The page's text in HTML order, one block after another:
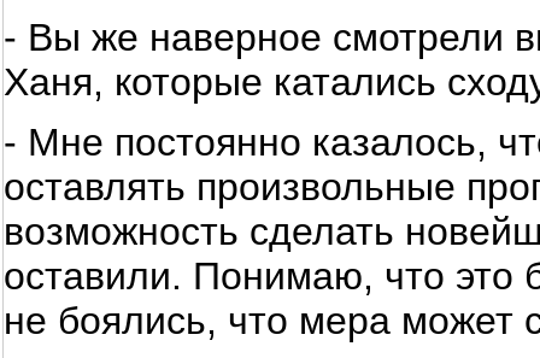
- Вы же наверное смотрели
Ханя, которые катались
- Мне постоянно казалось,
оставлять произвольные
возможность сделать
оставили. Понимаю, что это
не боялись, что мера может